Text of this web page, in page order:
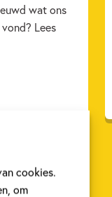
cookies.
om
wat ons
Lees